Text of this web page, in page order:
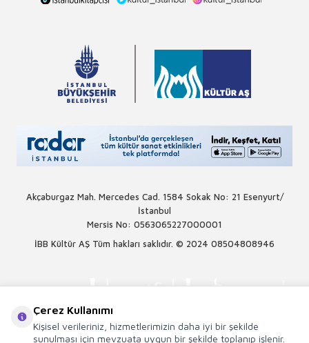
Akçaburgaz Mah. Mercedes Cad. 1584 Sokak No: 21 Esenyurt/
İstanbul
Mersis No: 0563065227000001
İBB Kültür AŞ Tüm hakları saklıdır. © 2024 08504808946
Çerez Kullanımı
Kişisel verileriniz, hizmetlerimizin daha iyi bir şekilde
sunulması için mevzuata uygun bir şekilde toplanıp işlenir.